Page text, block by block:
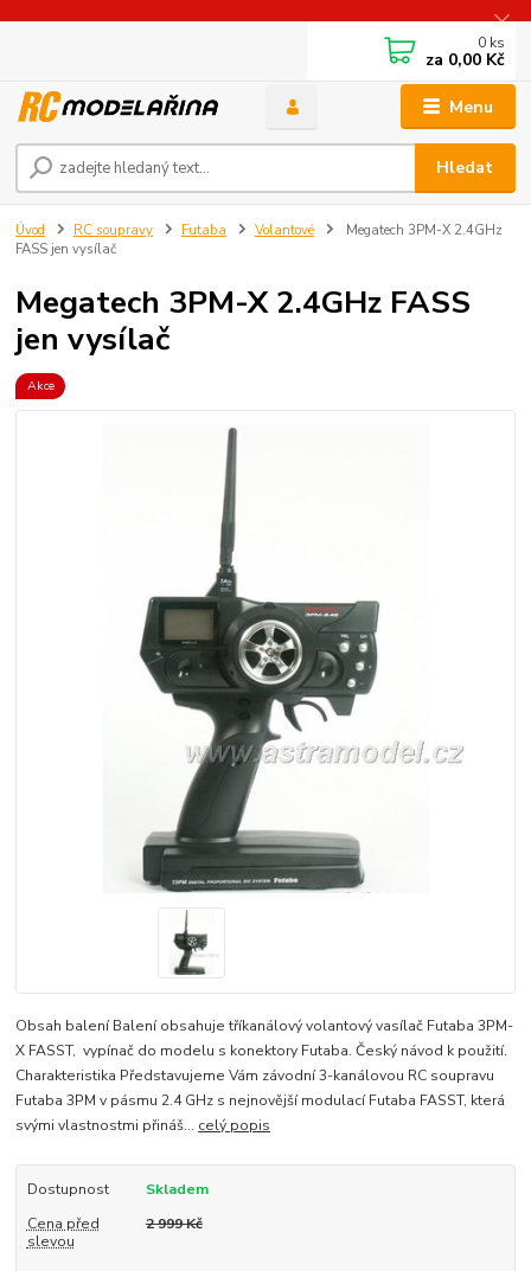
Menu
Hledat
0 ks
za 0,00 Kč
Úvod RC soupravy Futaba Volantové
Megatech 3PM-X 2.4GHz
FASS jen vysílač
Megatech 3PM-X 2.4GHz FASS
jen vysílač
Akce
Obsah balení Balení obsahuje tříkanálový volantový vasílač Futaba 3PM-
X FASST, vypínač do modelu s konektory Futaba. Český návod k použití.
Charakteristika Představujeme Vám závodní 3-kanálovou RC soupravu
Futaba 3PM v pásmu 2.4 GHz s nejnovější modulací Futaba FASST, která
svými vlastnostmi přináš... celý popis
Dostupnost
Skladem
Cena před
slevou
2 999 Kč